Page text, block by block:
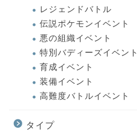
レジェンドバトル
伝説ポケモンイベント
悪の組織イベント
特別バディーズイベント
育成イベント
装備イベント
高難度バトルイベント
タイプ